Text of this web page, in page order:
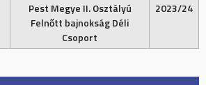
Pest Megye II. Osztályú
Felnőtt bajnokság Déli
Csoport
2023/24